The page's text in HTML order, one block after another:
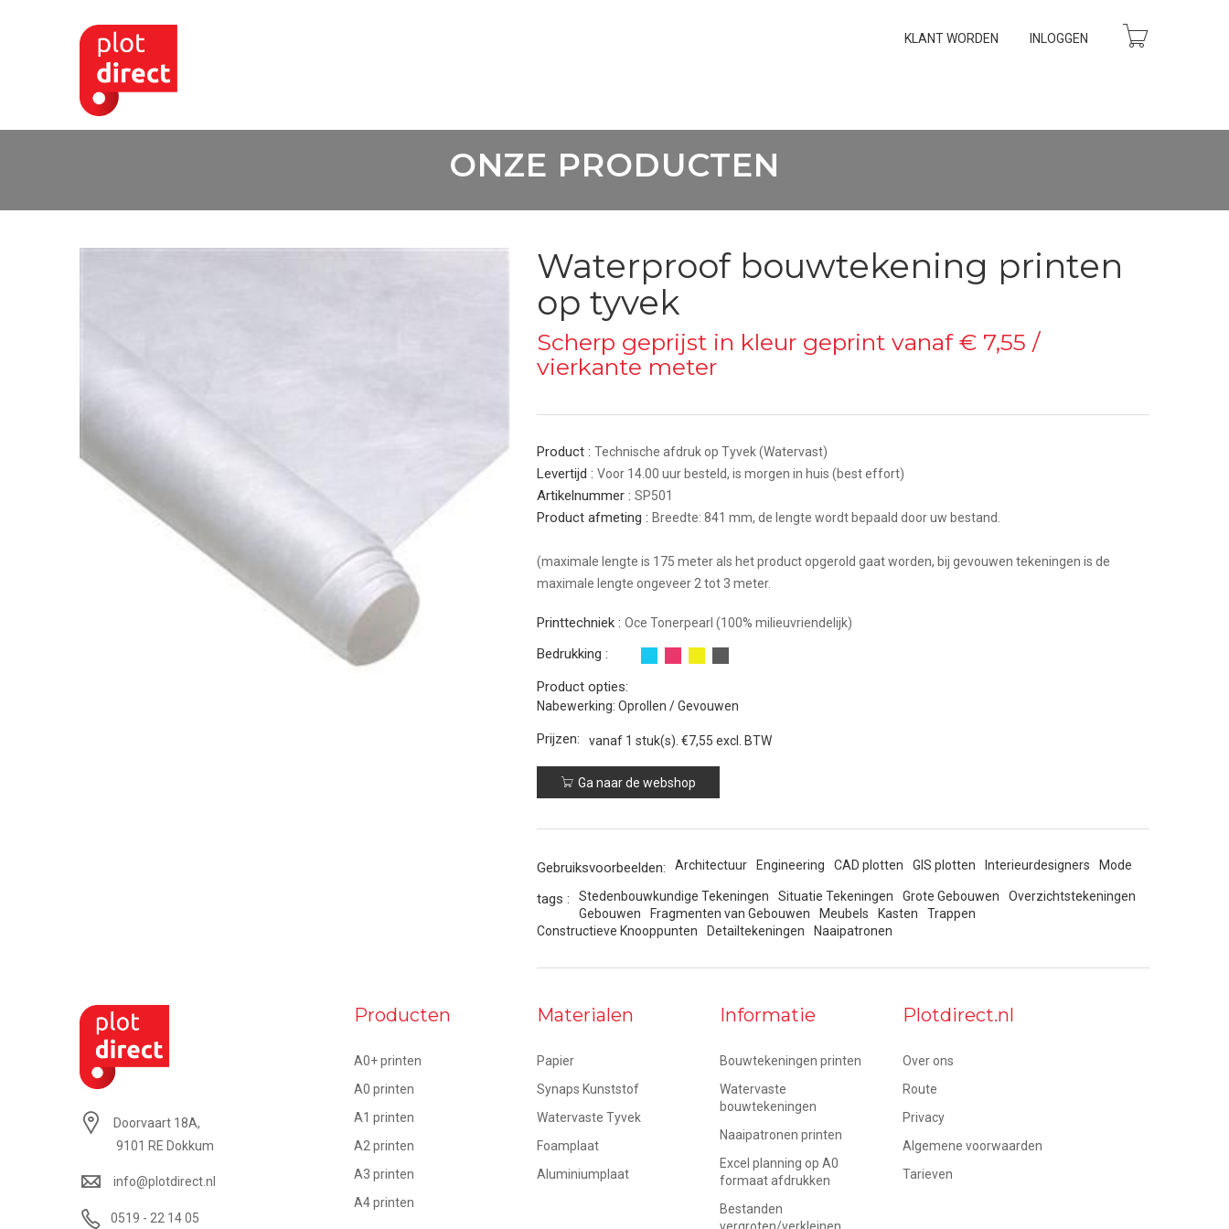
KLANT WORDEN INLOGGEN
ONZE PRODUCTEN
Waterproof bouwtekening printen
op tyvek
Scherp geprijst in kleur geprint vanaf € 7,55 /
vierkante meter
Product : Technische afdruk op Tyvek (Watervast)
Levertijd : Voor 14.00 uur besteld, is morgen in huis (best effort)
Artikelnummer : SP501
Product afmeting : Breedte: 841 mm, de lengte wordt bepaald door uw bestand.
(maximale lengte is 175 meter als het product opgerold gaat worden, bij gevouwen tekeningen is de
maximale lengte ongeveer 2 tot 3 meter.
Printtechniek : Oce Tonerpearl (100% milieuvriendelijk)
Bedrukking :
Product opties:
Nabewerking: Oprollen / Gevouwen
Prijzen: vanaf 1 stuk(s). €7,55 excl. BTW
Ga naar de webshop
Gebruiksvoorbeelden: Architectuur Engineering CAD plotten GIS plotten Interieurdesigners Mode
tags : Stedenbouwkundige Tekeningen Situatie Tekeningen Grote Gebouwen
Overzichtstekeningen
Gebouwen
Fragmenten van Gebouwen Meubels Kasten
Trappen
Constructieve Knooppunten
Detailtekeningen Naaipatronen
Doorvaart 18A,
9101 RE Dokkum
info@plotdirect.nl
0519 - 22 14 05
Producten
A0+ printen
A0 printen
A1 printen
A2 printen
A3 printen
A4 printen
Materialen
Papier
Synaps Kunststof
Watervaste Tyvek
Foamplaat
Aluminiumplaat
Informatie
Bouwtekeningen printen
Watervaste
bouwtekeningen
Naaipatronen printen
Excel planning op A0
formaat afdrukken
Bestanden
Plotdirect.nl
Over ons
Route
Privacy
Algemene voorwaarden
Tarieven